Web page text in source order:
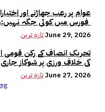
عوام پر رعب جھاڑنے اور
تازہ ترینJune 29, 2026
تحریک انصاف کے رکن قومی
کی خلاف ورزی پر شوکاز جاری
تازہ ترینJune 27, 2026